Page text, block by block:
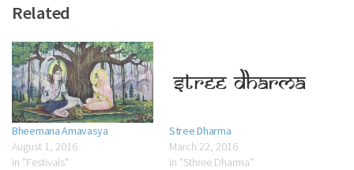
Related
Bheemana Amavasya
August 1, 2016
In "Festivals"
Stree Dharma
March 22, 2016
In "Sthree Dharma"